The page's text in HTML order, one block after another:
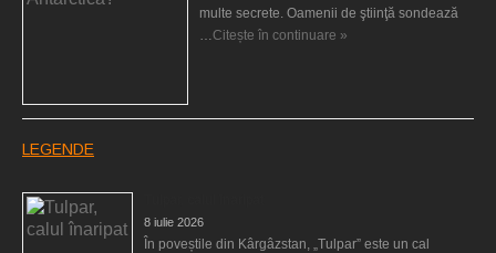
multe secrete. Oamenii de ştiinţă sondează
…Citește în continuare »
LEGENDE
8 iulie 2026
În poveștile din Kârgâzstan, „Tulpar” este un cal